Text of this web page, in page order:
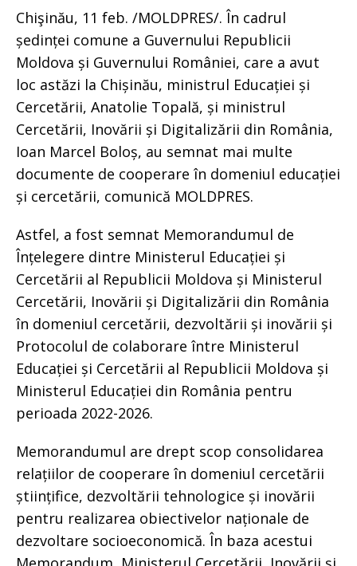
Chişinău, 11 feb. /MOLDPRES/. În cadrul
ședinței comune a Guvernului Republicii
Moldova și Guvernului României, care a avut
loc astăzi la Chișinău, ministrul Educației și
Cercetării, Anatolie Topală, și ministrul
Cercetării, Inovării și Digitalizării din România,
Ioan Marcel Boloș, au semnat mai multe
documente de cooperare în domeniul educației
și cercetării, comunică MOLDPRES.
Astfel, a fost semnat Memorandumul de
Înțelegere dintre Ministerul Educației și
Cercetării al Republicii Moldova și Ministerul
Cercetării, Inovării și Digitalizării din România
în domeniul cercetării, dezvoltării și inovării și
Protocolul de colaborare între Ministerul
Educației și Cercetării al Republicii Moldova și
Ministerul Educației din România pentru
perioada 2022-2026.
Memorandumul are drept scop consolidarea
relațiilor de cooperare în domeniul cercetării
științifice, dezvoltării tehnologice și inovării
pentru realizarea obiectivelor naționale de
dezvoltare socioeconomică. În baza acestui